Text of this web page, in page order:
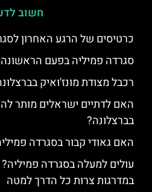
חשוב
כרטיסים של הרגע האחרון
סגרדה פמיליה בפעם
רכבל מצודת מונז'ואיק
האם לדתיים ישראלים מותר
בברצלונה?
האם גאודי קבור בסגרדה
עולים למעלה בסגרדה
במדרגות צרות כל הדרך למטה